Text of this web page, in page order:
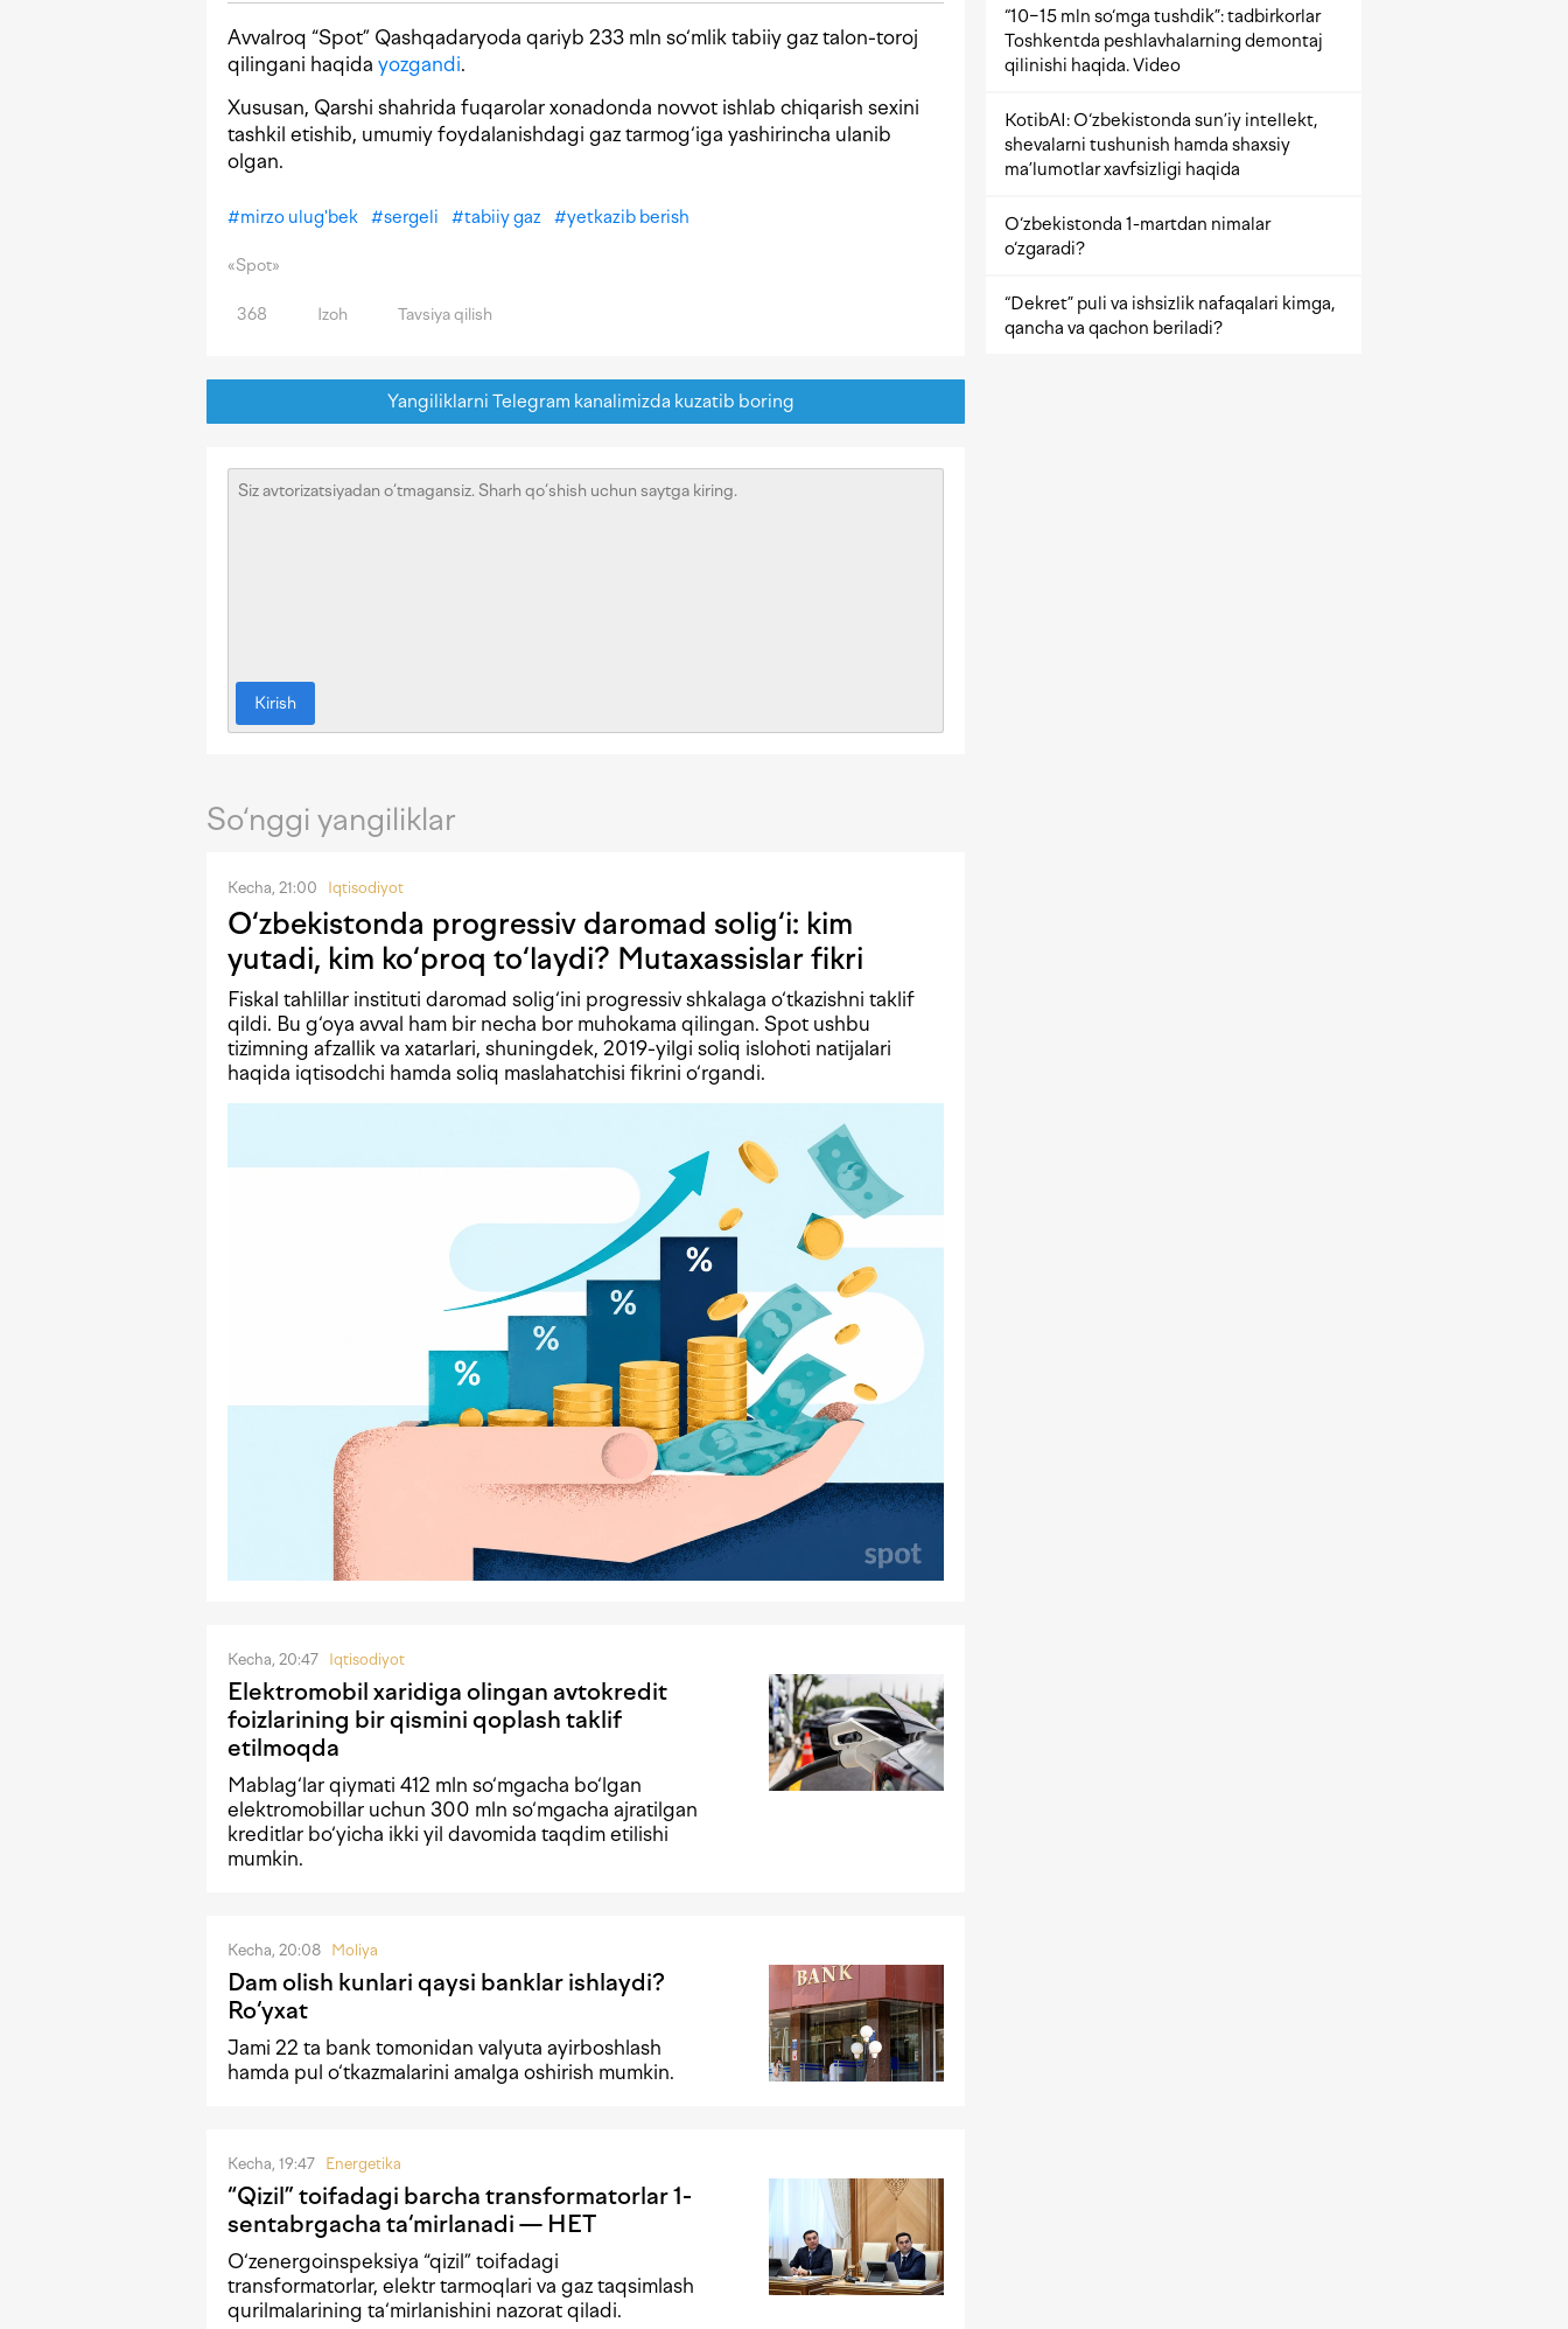
Avvalroq “Spot” Qashqadaryoda qariyb 233 mln so‘mlik tabiiy gaz talon-toroj
qilingani haqida yozgandi.
Xususan, Qarshi shahrida fuqarolar xonadonda novvot ishlab chiqarish sexini
tashkil etishib, umumiy foydalanishdagi gaz tarmog‘iga yashirincha ulanib
olgan.
#mirzo ulug'bek #sergeli #tabiiy gaz #yetkazib berish
«Spot»
368 Izoh Tavsiya qilish
Yangiliklarni Telegram kanalimizda kuzatib boring
Kirish
So‘nggi yangiliklar
Kecha, 21:00 Iqtisodiyot
O‘zbekistonda progressiv daromad solig‘i: kim
yutadi, kim ko‘proq to‘laydi? Mutaxassislar fikri
Fiskal tahlillar instituti daromad solig‘ini progressiv shkalaga o‘tkazishni taklif
qildi. Bu g‘oya avval ham bir necha bor muhokama qilingan. Spot ushbu
tizimning afzallik va xatarlari, shuningdek, 2019-yilgi soliq islohoti natijalari
haqida iqtisodchi hamda soliq maslahatchisi fikrini o‘rgandi.
Kecha, 20:47 Iqtisodiyot
Elektromobil xaridiga olingan avtokredit
foizlarining bir qismini qoplash taklif
etilmoqda
Mablag‘lar qiymati 412 mln so‘mgacha bo‘lgan
elektromobillar uchun 300 mln so‘mgacha ajratilgan
kreditlar bo‘yicha ikki yil davomida taqdim etilishi
mumkin.
Kecha, 20:08 Moliya
Dam olish kunlari qaysi banklar ishlaydi?
Ro‘yxat
Jami 22 ta bank tomonidan valyuta ayirboshlash
hamda pul o‘tkazmalarini amalga oshirish mumkin.
Kecha, 19:47 Energetika
“Qizil” toifadagi barcha transformatorlar 1-
sentabrgacha ta‘mirlanadi — HET
O‘zenergoinspeksiya “qizil” toifadagi
transformatorlar, elektr tarmoqlari va gaz taqsimlash
qurilmalarining ta‘mirlanishini nazorat qiladi.
“10−15 mln so‘mga tushdik”: tadbirkorlar
Toshkentda peshlavhalarning demontaj
qilinishi haqida. Video
KotibAI: O‘zbekistonda sun’iy intellekt,
shevalarni tushunish hamda shaxsiy
ma’lumotlar xavfsizligi haqida
O‘zbekistonda 1-martdan nimalar
o‘zgaradi?
“Dekret” puli va ishsizlik nafaqalari kimga,
qancha va qachon beriladi?